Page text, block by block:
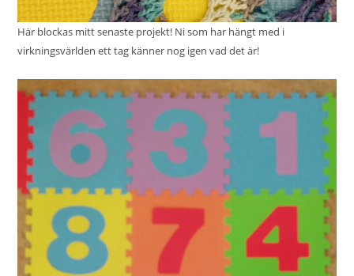
Här blockas mitt senaste projekt! Ni som har hängt med i
virkningsvärlden ett tag känner nog igen vad det är!